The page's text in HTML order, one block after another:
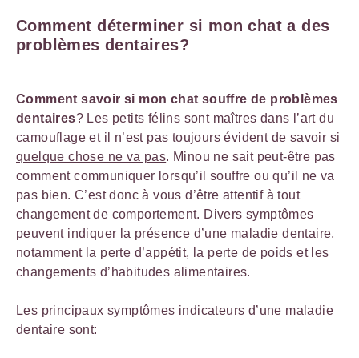
Comment déterminer si mon chat a des
problèmes dentaires?
Comment savoir si mon chat souffre de problèmes
dentaires? Les petits félins sont maîtres dans l’art du
camouflage et il n’est pas toujours évident de savoir si
quelque chose ne va pas. Minou ne sait peut-être pas
comment communiquer lorsqu’il souffre ou qu’il ne va
pas bien. C’est donc à vous d’être attentif à tout
changement de comportement. Divers symptômes
peuvent indiquer la présence d’une maladie dentaire,
notamment la perte d’appétit, la perte de poids et les
changements d’habitudes alimentaires.
Les principaux symptômes indicateurs d’une maladie
dentaire sont: